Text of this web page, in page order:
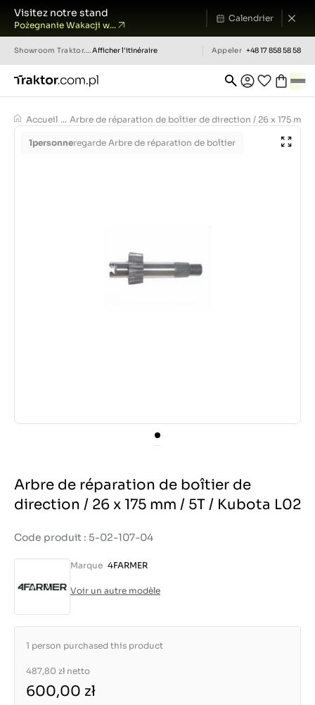
Visitez notre stand
Pożegnanie Wakacji w...
Calendrier
Showroom Traktor.com.pl Afficher l'itinéraire Appeler +48 17 858 58 58
Accueil ... Arbre de réparation de boîtier de direction / 26 x 175 mm
1personneregarde Arbre de réparation de boîtier
Arbre de réparation de boîtier de
direction / 26 x 175 mm / 5T / Kubota L02
Code produit : 5-02-107-04
Marque 4FARMER
Voir un autre modèle
1 person purchased this product
487,80 zł netto
600,00 zł